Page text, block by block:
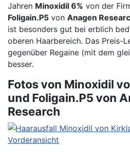
Jahren Minoxidil 6% von der
Foligain.P5 von Anagen
ist besonders gut bei erblich
oberen Haarbereich. Das Preis-
gegenüber Regaine (mit dem
besser.
Fotos von Minoxidil
und Foligain.P5 von
Research